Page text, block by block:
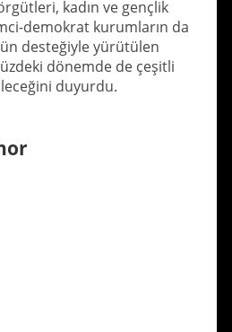
kadın ve gençlik
demokrat kurumların da
desteğiyle yürütülen
dönemde de çeşitli
duyurdu.